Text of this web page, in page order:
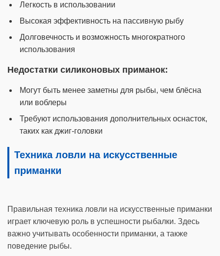
Легкость в использовании
Высокая эффективность на пассивную рыбу
Долговечность и возможность многократного
использования
Недостатки силиконовых приманок:
Могут быть менее заметны для рыбы, чем блёсна
или воблеры
Требуют использования дополнительных оснасток,
таких как джиг-головки
Техника ловли на искусственные
приманки
Правильная техника ловли на искусственные приманки
играет ключевую роль в успешности рыбалки. Здесь
важно учитывать особенности приманки, а также
поведение рыбы.